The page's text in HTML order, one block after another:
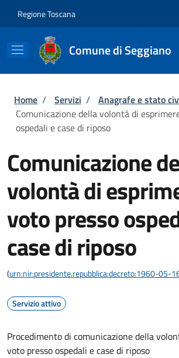
Regione Toscana
Comune di Seggiano
Briciole di pane
Home / Servizi / Anagrafe e stato
Comunicazione della volontà di
ospedali e case di riposo
Comunicazione
volontà di
voto presso
case di riposo
(urn:nir:presidente.repubblica:decreto:1960-05-
Servizio attivo
Procedimento di comunicazione della
voto presso ospedali e case di riposo